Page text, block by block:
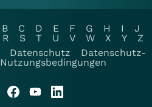
B C D E F G H I
J
R S T U V W X Y
Z
Datenschutz
Datenschutz-
Nutzungsbedingungen